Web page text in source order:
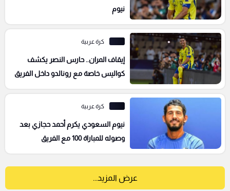
نيوم
كرة عربية
إيقاف المران.. حارس النصر يكشف
كواليس خاصة مع رونالدو داخل الفريق
كرة عربية
نيوم السعودي يكرم أحمد حجازي بعد
وصوله للمباراة 100 مع الفريق
عرض المزيد...